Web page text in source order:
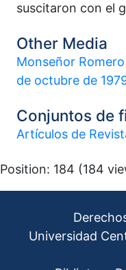
suscitaron con el
Other Media
Monseñor
de octubre de
Conjuntos de
Artículos de
Position: 184 (184
Universidad